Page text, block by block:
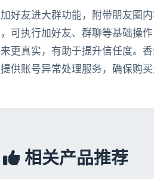
好友进大群功能，附带朋友圈
可执行加好友、群聊等基础操
更真实，有助于提升信任度。
供账号异常处理服务，确保购买
相关产品推荐